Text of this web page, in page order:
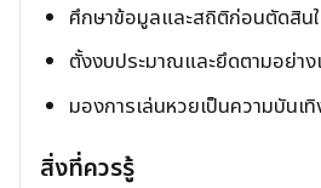
ศึกษาข้อมูลและสถิติก่อนตัดสิน
ตั้งงบประมาณและยึดตามอย่าง
มองการเล่นหวยเป็นความบันเ
สิ่งที่ควรรู้